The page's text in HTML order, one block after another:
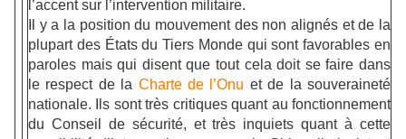
l’accent sur l’intervention militaire.
Il y a la position du mouvement des non alignés et de la
plupart des États du Tiers Monde qui sont favorables en
paroles mais qui disent que tout cela doit se faire dans
le respect de la Charte de l’Onu et de la souveraineté
nationale. Ils sont très critiques quant au fonctionnement
du Conseil de sécurité, et très inquiets quant à cette